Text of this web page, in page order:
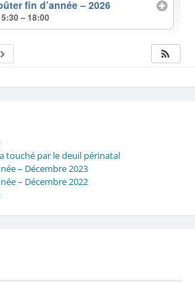
fin d’année – 2026
– 18:00
touché par le deuil périnatal
– Décembre 2023
– Décembre 2022